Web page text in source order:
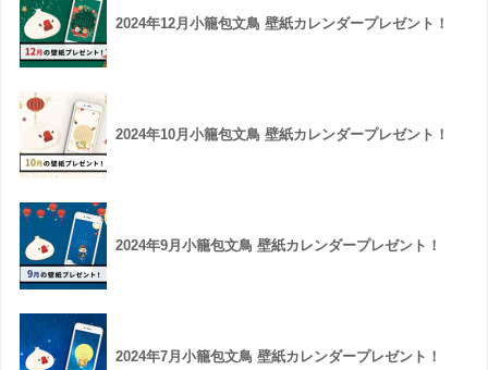
2024年12月小籠包文鳥 壁紙カレンダープレゼント！
2024年10月小籠包文鳥 壁紙カレンダープレゼント！
2024年9月小籠包文鳥 壁紙カレンダープレゼント！
2024年7月小籠包文鳥 壁紙カレンダープレゼント！